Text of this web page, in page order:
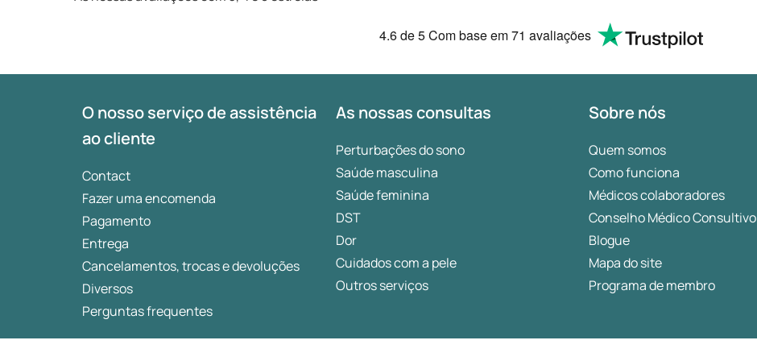
4.6de 5Com base em71 avaliações
O nosso serviço de assistência
ao cliente
Contact
Fazer uma encomenda
Pagamento
Entrega
Cancelamentos, trocas e devoluções
Diversos
Perguntas frequentes
As nossas consultas
Perturbações do sono
Saúde masculina
Saúde feminina
DST
Dor
Cuidados com a pele
Outros serviços
Sobre nós
Quem somos
Como funciona
Médicos colaboradores
Conselho Médico Consultivo
Blogue
Mapa do site
Programa de membro